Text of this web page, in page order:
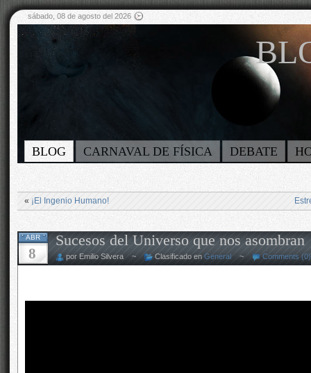
sábado, 08 de agosto del 2026
BLOG CARNAVAL DE FÍSICA DEBATE
« ¡El Ingenio Humano!
ABR
8
Sucesos del Universo que nos asombran
por Emilio Silvera ~ Clasificado en General ~ Comments (0)